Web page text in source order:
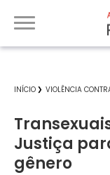
INÍCIO VIOLÊNCIA
Justiça
gênero